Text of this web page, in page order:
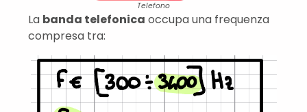
Telefono
La banda telefonica occupa una frequenza
compresa tra: